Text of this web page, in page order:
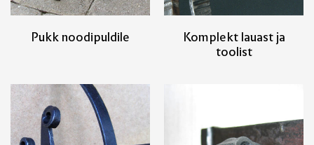
Pukk noodipuldile Komplekt lauast ja
toolist